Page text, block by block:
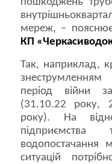
мереж, –
КП
Так, наприклад,
знеструмленням
період війни
(31.10.22 року,
року). На
водопостачання
ситуацій